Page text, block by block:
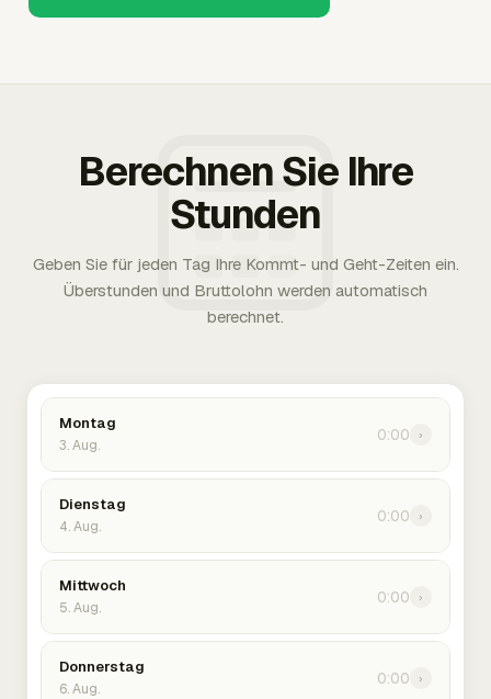
Berechnen Sie Ihre
Stunden
Geben Sie für jeden Tag Ihre Kommt- und Geht-Zeiten ein.
Überstunden und Bruttolohn werden automatisch
berechnet.
Montag
3. Aug.
0:00 ›
Dienstag
4. Aug.
0:00 ›
Mittwoch
5. Aug.
0:00 ›
Donnerstag
6. Aug.
0:00 ›